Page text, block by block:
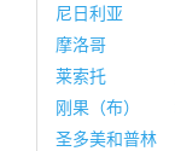
尼日利亚
摩洛哥
莱索托
刚果（布）
圣多美和普林